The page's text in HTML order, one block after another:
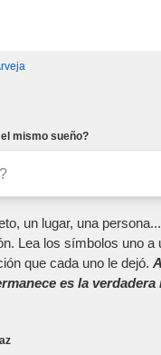
mismo sueño?
un lugar, una
Lea los símbolos uno a
que cada uno le dejó.
es la